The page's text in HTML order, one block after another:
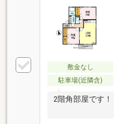
敷金なし
駐車場(近隣含)
2階角部屋です！